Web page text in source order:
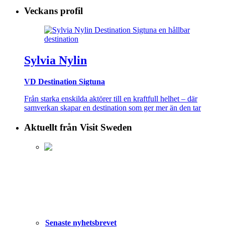
Veckans profil
Sylvia Nylin
VD Destination Sigtuna
Från starka enskilda aktörer till en kraftfull helhet – där
samverkan skapar en destination som ger mer än den tar
Aktuellt från Visit Sweden
Senaste nyhetsbrevet